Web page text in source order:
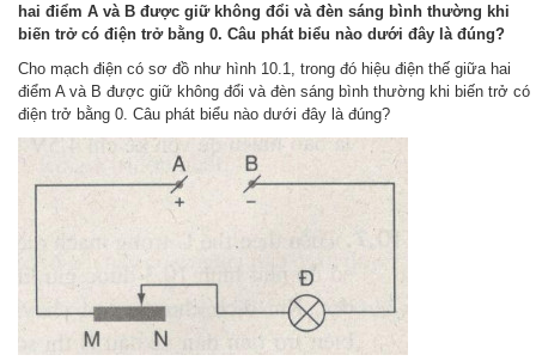
hai điểm A và B được giữ không đổi và đèn sáng bình thường khi
biến trở có điện trở bằng 0. Câu phát biểu nào dưới đây là đúng?
Cho mạch điện có sơ đồ như hình 10.1, trong đó hiệu điện thế giữa hai
điểm A và B được giữ không đổi và đèn sáng bình thường khi biến trở có
điện trở bằng 0. Câu phát biểu nào dưới đây là đúng?